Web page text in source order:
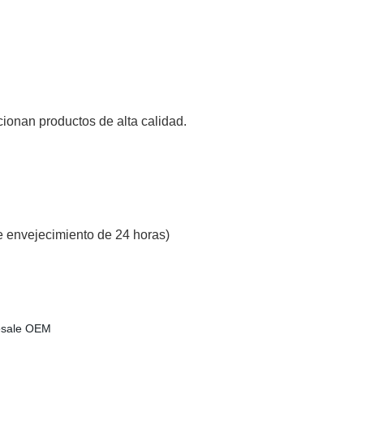
productos de alta calidad.
envejecimiento de 24 horas)